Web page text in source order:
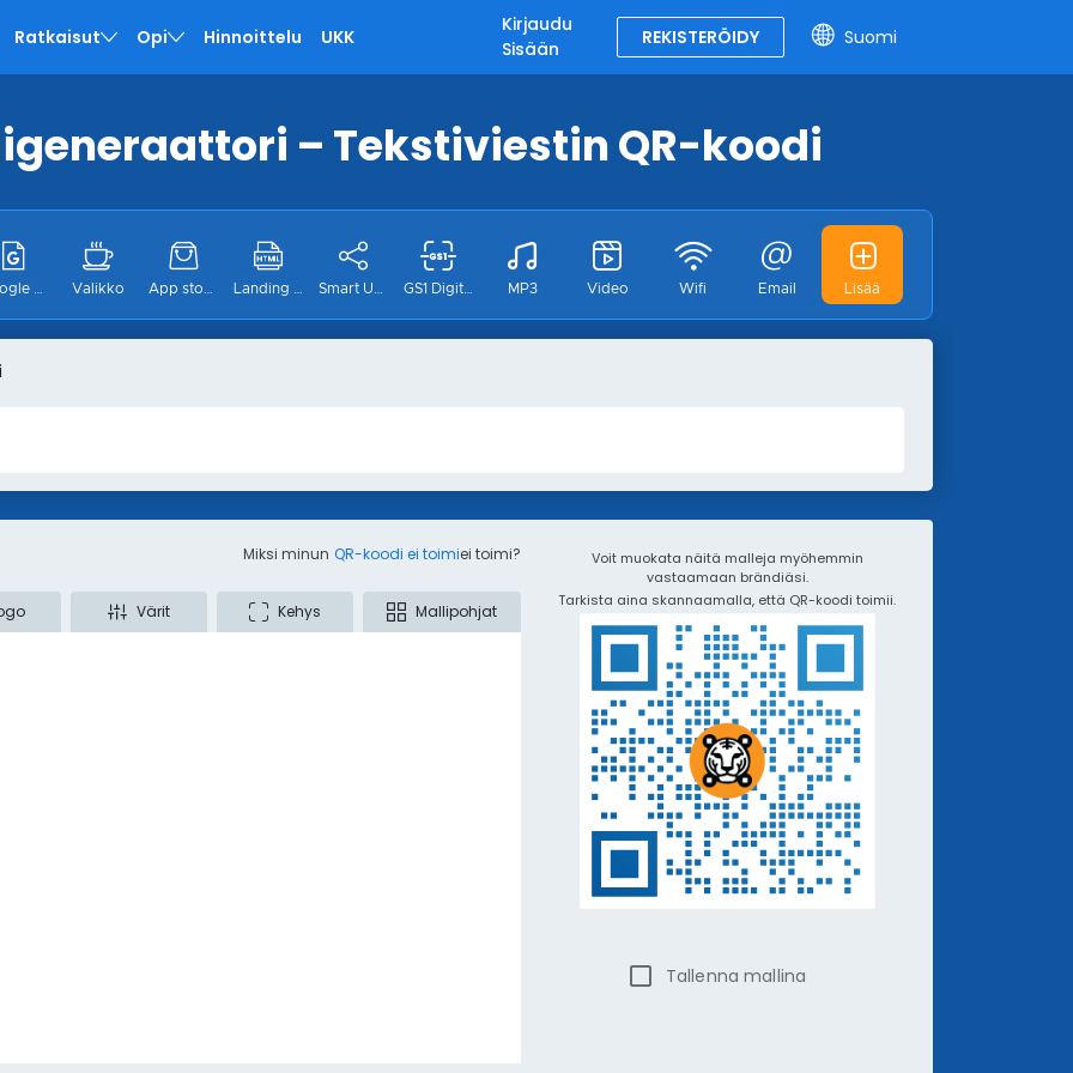
Ratkaisut Opi Hinnoittelu UKK
Kirjaudu
Sisään
REKISTERÖIDY Suomi
– Tekstiviestin QR-koodi
Valikko GS1 Digitaal MP3 Video Wifi Email Lisää
Miksi minun QR-koodi ei toimiei toimi?
Värit Kehys Mallipohjat
Voit muokata näitä malleja myöhemmin
vastaamaan brändiäsi.
Tarkista aina skannaamalla, että QR-koodi toimii.
Tallenna mallina